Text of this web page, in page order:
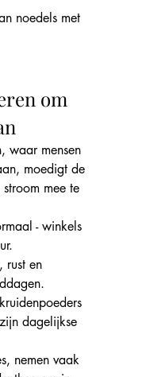
noedels met
om
waar mensen
moedigt de
mee te
- winkels
rust en
dagelijkse
nemen vaak